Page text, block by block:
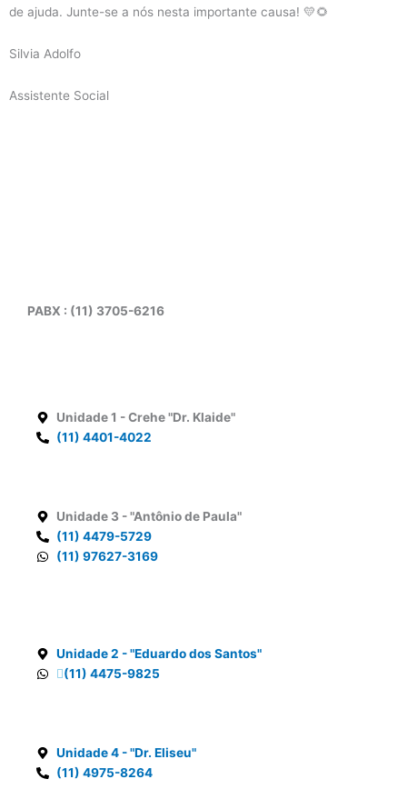
de ajuda. Junte-se a nós nesta importante causa! 💛🌻
Silvia Adolfo
Assistente Social
PABX : (11) 3705-6216
Unidade 1 - Crehe "Dr. Klaide"
(11) 4401-4022
Unidade 3 - "Antônio de Paula"
(11) 4479-5729
(11) 97627-3169
Unidade 2 - "Eduardo dos Santos"
(11) 4475-9825
Unidade 4 - "Dr. Eliseu"
(11) 4975-8264